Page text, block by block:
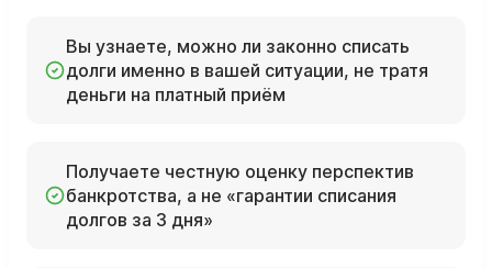
Вы узнаете, можно ли законно списать
долги именно в вашей ситуации, не тратя
деньги на платный приём
Получаете честную оценку перспектив
банкротства, а не «гарантии списания
долгов за 3 дня»